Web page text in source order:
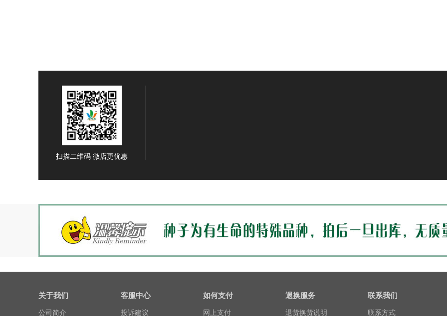
扫描二维码 微店更优惠
关于我们
公司简介
客服中心
投诉建议
如何支付
网上支付
退换服务
退货换货说明
联系我们
联系方式